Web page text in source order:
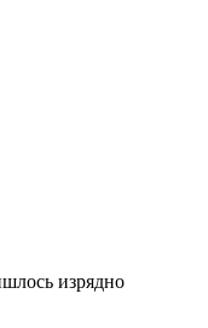
изрядно